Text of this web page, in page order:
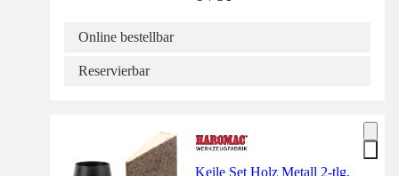
Online bestellbar
Reservierbar
Keile Set Holz Metall 2-tlg.